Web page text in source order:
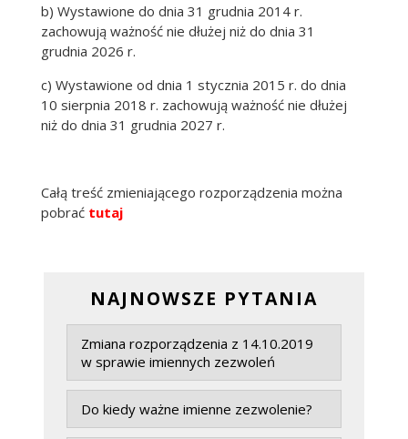
b) Wystawione do dnia 31 grudnia 2014 r.
zachowują ważność nie dłużej niż do dnia 31
grudnia 2026 r.
c) Wystawione od dnia 1 stycznia 2015 r. do dnia
10 sierpnia 2018 r. zachowują ważność nie dłużej
niż do dnia 31 grudnia 2027 r.
Całą treść zmieniającego rozporządzenia można
pobrać tutaj
NAJNOWSZE PYTANIA
Zmiana rozporządzenia z 14.10.2019
w sprawie imiennych zezwoleń
Do kiedy ważne imienne zezwolenie?